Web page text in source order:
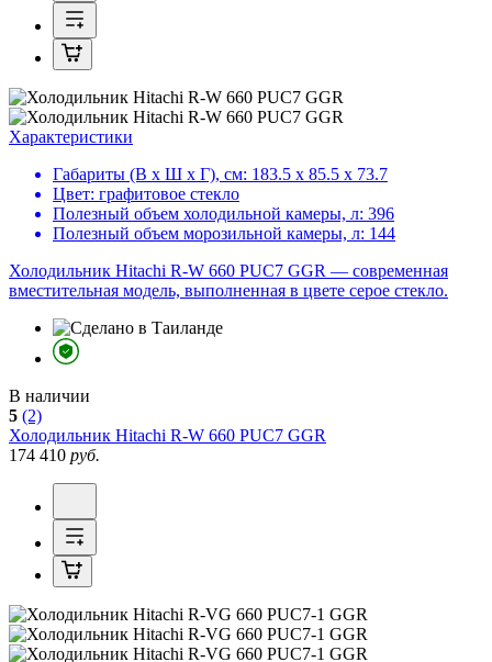
Характеристики
Габариты (В х Ш х Г), см: 183.5 х 85.5 х 73.7
Цвет: графитовое стекло
Полезный объем холодильной камеры, л: 396
Полезный объем морозильной камеры, л: 144
Холодильник Hitachi R-W 660 PUC7 GGR — современная
вместительная модель, выполненная в цвете серое стекло.
В наличии
5 (2)
Холодильник Hitachi R-W 660 PUC7 GGR
174 410 руб.